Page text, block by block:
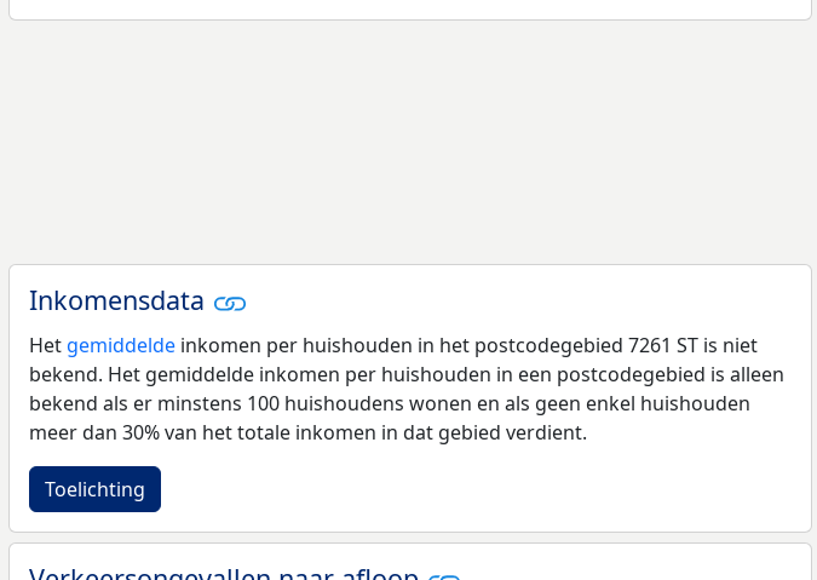
Inkomensdata
Het gemiddelde inkomen per huishouden in het postcodegebied 7261 ST is niet
bekend. Het gemiddelde inkomen per huishouden in een postcodegebied is alleen
bekend als er minstens 100 huishoudens wonen en als geen enkel huishouden
meer dan 30% van het totale inkomen in dat gebied verdient.
Toelichting